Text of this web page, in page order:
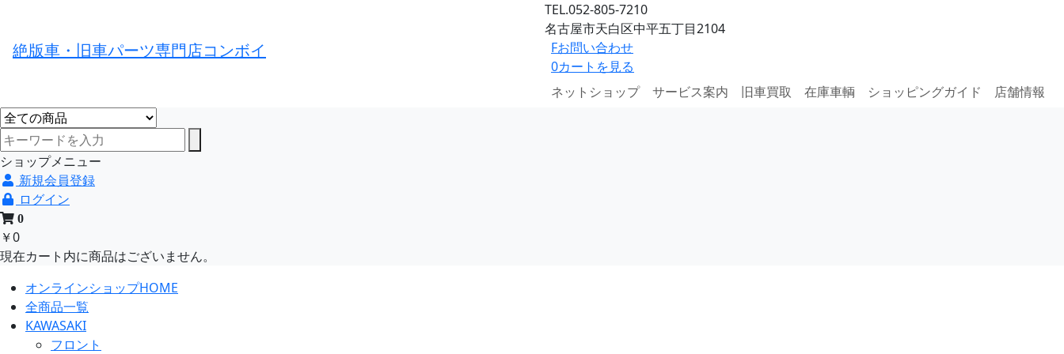
絶版車・旧車パーツ専門店コンボイ
TEL.052-805-7210
名古屋市天白区中平五丁目2104
Fお問い合わせ
0カートを見る
ネットショップ
サービス案内 旧車買取 在庫車輌 ショッピングガイド 店舗情報
ショップメニュー
新規会員登録
ログイン
0
￥0
現在カート内に商品はございません。
オンラインショップHOME
全商品一覧
KAWASAKI
フロント